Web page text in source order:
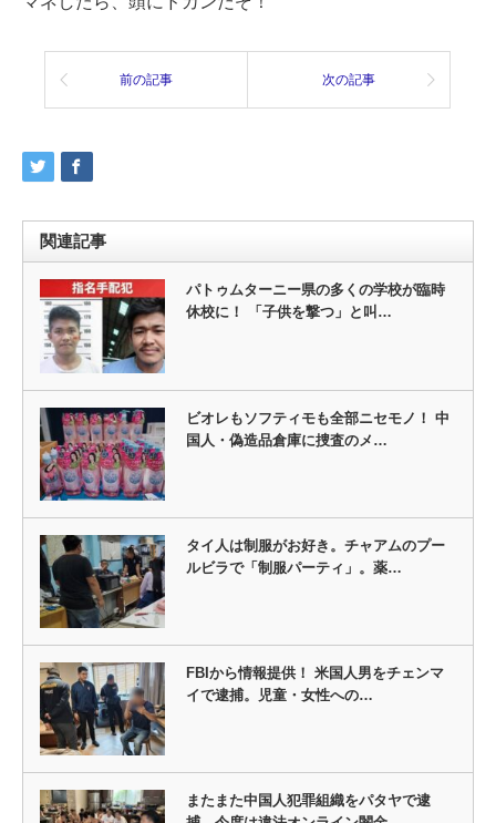
前の記事 次の記事
関連記事
パトゥムターニー県の多くの学校が臨時
休校に！ 「子供を撃つ」と叫…
ビオレもソフティモも全部ニセモノ！ 中
国人・偽造品倉庫に捜査のメ…
タイ人は制服がお好き。チャアムのプー
ルビラで「制服パーティ」。薬…
FBIから情報提供！ 米国人男をチェンマ
イで逮捕。児童・女性への…
またまた中国人犯罪組織をパタヤで逮